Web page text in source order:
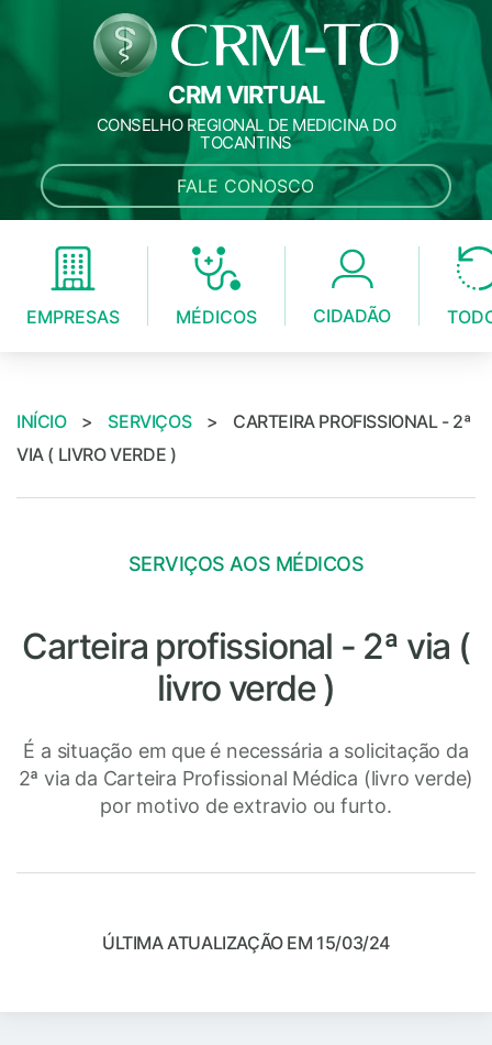
CRM VIRTUAL
CONSELHO REGIONAL DE MEDICINA DO
TOCANTINS
FALE CONOSCO
EMPRESAS MÉDICOS CIDADÃO
INÍCIO > SERVIÇOS >
CARTEIRA PROFISSIONAL - 2ª
VIA ( LIVRO VERDE )
SERVIÇOS AOS MÉDICOS
Carteira profissional - 2ª via (
livro verde )
É a situação em que é necessária a solicitação da
2ª via da Carteira Profissional Médica (livro verde)
por motivo de extravio ou furto.
ÚLTIMA ATUALIZAÇÃO EM 15/03/24